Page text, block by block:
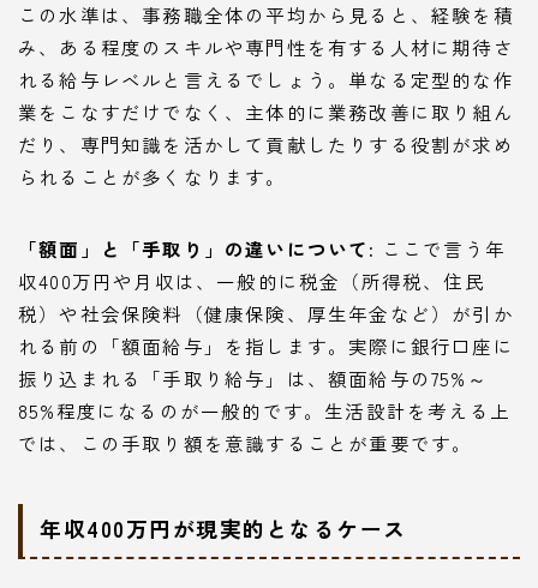
この水準は、事務職全体の平均から見ると、経験を積
み、ある程度のスキルや専門性を有する人材に期待さ
れる給与レベルと言えるでしょう。単なる定型的な作
業をこなすだけでなく、主体的に業務改善に取り組ん
だり、専門知識を活かして貢献したりする役割が求め
られることが多くなります。
「額面」と「手取り」の違いについて: ここで言う年
収400万円や月収は、一般的に税金（所得税、住民
税）や社会保険料（健康保険、厚生年金など）が引か
れる前の「額面給与」を指します。実際に銀行口座に
振り込まれる「手取り給与」は、額面給与の75%～
85%程度になるのが一般的です。生活設計を考える上
では、この手取り額を意識することが重要です。
年収400万円が現実的となるケース